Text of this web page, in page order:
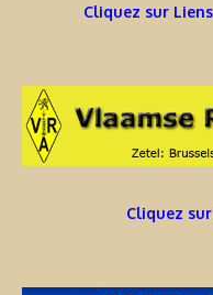
Cliquez sur
Cliquez